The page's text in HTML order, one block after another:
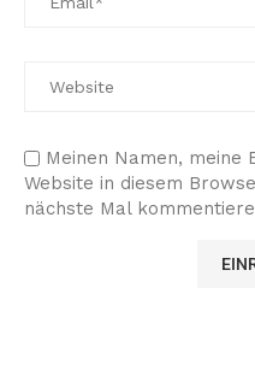
Meinen Namen, meine
Website in diesem
nächste Mal